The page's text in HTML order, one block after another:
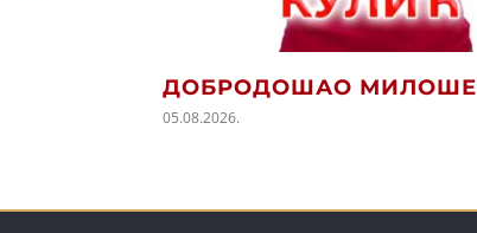
ДОБРОДОШАО МИЛОШЕ
05.08.2026.